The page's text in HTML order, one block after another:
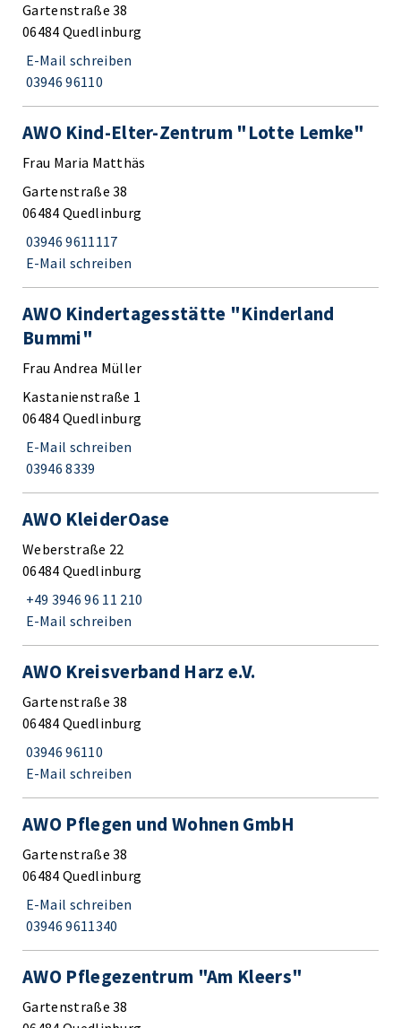
Gartenstraße 38
06484 Quedlinburg
E-Mail schreiben
03946 96110
AWO Kind-Elter-Zentrum "Lotte Lemke"
Frau Maria Matthäs
Gartenstraße 38
06484 Quedlinburg
03946 9611117
E-Mail schreiben
AWO Kindertagesstätte "Kinderland
Bummi"
Frau Andrea Müller
Kastanienstraße 1
06484 Quedlinburg
E-Mail schreiben
03946 8339
AWO KleiderOase
Weberstraße 22
06484 Quedlinburg
+49 3946 96 11 210
E-Mail schreiben
AWO Kreisverband Harz e.V.
Gartenstraße 38
06484 Quedlinburg
03946 96110
E-Mail schreiben
AWO Pflegen und Wohnen GmbH
Gartenstraße 38
06484 Quedlinburg
E-Mail schreiben
03946 9611340
AWO Pflegezentrum "Am Kleers"
Gartenstraße 38